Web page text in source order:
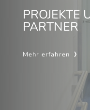
PROJEKTE
PARTNER
Mehr erfahren